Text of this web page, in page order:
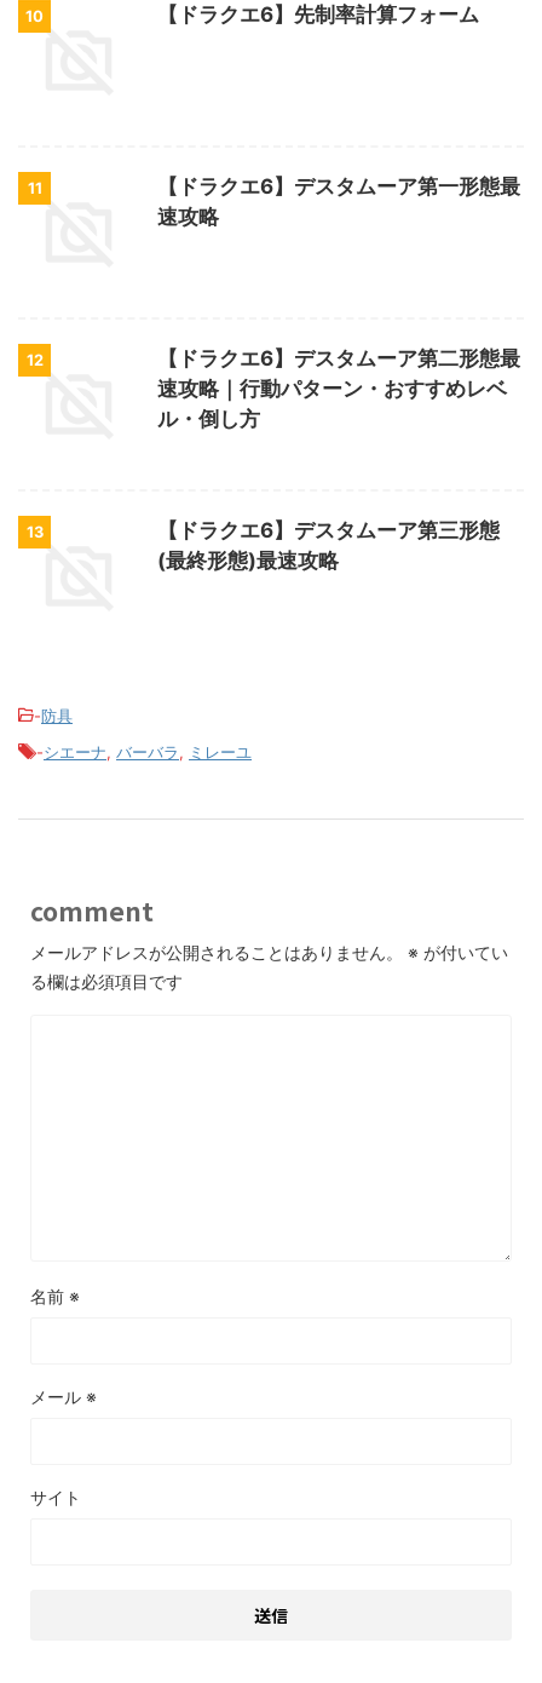
10 【ドラクエ6】先制率計算フォーム
11
【ドラクエ6】デスタムーア第一形態最
速攻略
12
【ドラクエ6】デスタムーア第二形態最
速攻略｜行動パターン・おすすめレベ
ル・倒し方
13
【ドラクエ6】デスタムーア第三形態
(最終形態)最速攻略
-防具
-シエーナ, バーバラ, ミレーユ
comment
メールアドレスが公開されることはありません。 ※ が付いてい
る欄は必須項目です
名前 ※
メール ※
サイト